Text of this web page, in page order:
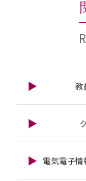
教
電気電子